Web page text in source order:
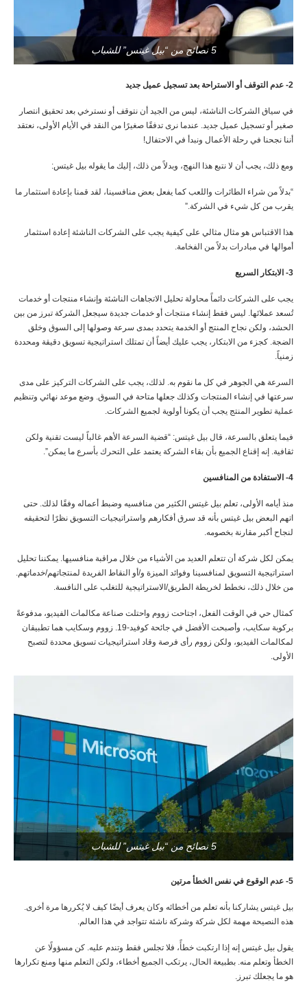
5 نصائح من “بيل غيتس” للشباب
2- عدم التوقف أو الاستراحة بعد تسجيل عميل جديد
في سياق الشركات الناشئة، ليس من الجيد أن نتوقف أو نسترخي بعد تحقيق انتصار
صغير أو تسجيل عميل جديد. عندما نرى تدفقًا صغيرًا من النقد في الأيام الأولى، نعتقد
أننا نجحنا في رحلة الأعمال ونبدأ في الاحتفال!
ومع ذلك، يجب أن لا نتبع هذا النهج، وبدلاً من ذلك، إليك ما يقوله بيل غيتس:
“بدلاً من شراء الطائرات واللعب كما يفعل بعض منافسينا، لقد قمنا بإعادة استثمار ما
يقرب من كل شيء في الشركة.”
هذا الاقتباس هو مثال مثالي على كيفية يجب على الشركات الناشئة إعادة استثمار
أموالها في مبادرات بدلاً من الفخامة.
3- الابتكار السريع
يجب على الشركات دائماً محاولة تحليل الاتجاهات الناشئة وإنشاء منتجات أو خدمات
تُسعد عملائها. ليس فقط إنشاء منتجات أو خدمات جديدة سيجعل الشركة تبرز من بين
الحشد، ولكن نجاح المنتج أو الخدمة يتحدد بمدى سرعة وصولها إلى السوق وخلق
الضجة. كجزء من الابتكار، يجب عليك أيضاً أن تمتلك استراتيجية تسويق دقيقة ومحددة
زمنياً.
السرعة هي الجوهر في كل ما نقوم به. لذلك، يجب على الشركات التركيز على مدى
سرعتها في إنشاء المنتجات وكذلك جعلها متاحة في السوق. وضع موعد نهائي وتنظيم
عملية تطوير المنتج يجب أن يكونا أولوية لجميع الشركات.
فيما يتعلق بالسرعة، قال بيل غيتس: “قضية السرعة الأهم غالباً ليست تقنية ولكن
ثقافية. إنه إقناع الجميع بأن بقاء الشركة يعتمد على التحرك بأسرع ما يمكن”.
4- الاستفادة من المنافسين
منذ أيامه الأولى، تعلم بيل غيتس الكثير من منافسيه وضبط أعماله وفقًا لذلك. حتى
اتهم البعض بيل غيتس بأنه قد سرق أفكارهم واستراتيجيات التسويق نظرًا لتحقيقه
لنجاح أكبر مقارنة بخصومه.
يمكن لكل شركة أن تتعلم العديد من الأشياء من خلال مراقبة منافسيها. يمكننا تحليل
استراتيجية التسويق لمنافسينا وفوائد الميزة و/أو النقاط الفريدة لمنتجاتهم/خدماتهم.
من خلال ذلك، نخطط لخريطة الطريق/الاستراتيجية للتغلب على النافسة.
كمثال حي في الوقت الفعل، اجتاحت زووم واحتلت صناعة مكالمات الفيديو، مدفوعةً
بركوبة سكايب، وأصبحت الأفضل في جائحة كوفيد-19. زووم وسكايب هما تطبيقان
لمكالمات الفيديو، ولكن زووم رأى فرصة وقاد استراتيجيات تسويق محددة لتصبح
الأولى.
5 نصائح من “بيل غيتس” للشباب
5- عدم الوقوع في نفس الخطأ مرتين
بيل غيتس يشاركنا بأنه تعلم من أخطائه وكان يعرف أيضًا كيف لا يُكررها مرة أخرى.
هذه النصيحة مهمة لكل شركة وشركة ناشئة تتواجد في هذا العالم.
يقول بيل غيتس إنه إذا ارتكبت خطأً، فلا تجلس فقط وتندم عليه. كن مسؤولًا عن
الخطأ وتعلم منه. بطبيعة الحال، يرتكب الجميع أخطاء، ولكن التعلم منها ومنع تكرارها
هو ما يجعلك تبرز.